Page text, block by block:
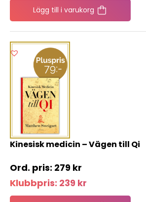
Lägg till i varukorg
Kinesisk medicin – Vägen till Qi
279 kr
Klubbpris: 239 kr